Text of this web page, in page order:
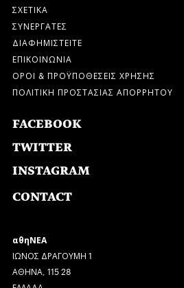
ΣΧΕΤΙΚΑ
ΣΥΝΕΡΓΑΤΕΣ
ΔΙΑΦΗΜΙΣΤΕΙΤΕ
ΕΠΙΚΟΙΝΩΝΙΑ
ΟΡΟΙ & ΠΡΟΫΠΟΘΕΣΕΙΣ ΧΡΗΣΗΣ
ΠΟΛΙΤΙΚΗ ΠΡΟΣΤΑΣΙΑΣ ΑΠΟΡΡΗΤΟΥ
FACEBOOK
TWITTER
INSTAGRAM
CONTACT
αθηΝΕΑ
ΙΩΝΟΣ ΔΡΑΓΟΥΜΗ 1
ΑΘΗΝΑ, 115 28